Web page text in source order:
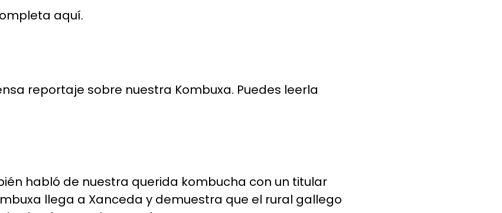
aquí.
reportaje sobre nuestra Kombuxa. Puedes leerla
habló de nuestra querida kombucha con un titular
llega a Xanceda y demuestra que el rural gallego